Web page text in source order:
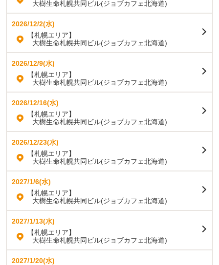
大樹生命札幌共同ビル(ジョブカフェ北海道)
2026/12/2(水)
【札幌エリア】
大樹生命札幌共同ビル(ジョブカフェ北海道)
2026/12/9(水)
【札幌エリア】
大樹生命札幌共同ビル(ジョブカフェ北海道)
2026/12/16(水)
【札幌エリア】
大樹生命札幌共同ビル(ジョブカフェ北海道)
2026/12/23(水)
【札幌エリア】
大樹生命札幌共同ビル(ジョブカフェ北海道)
2027/1/6(水)
【札幌エリア】
大樹生命札幌共同ビル(ジョブカフェ北海道)
2027/1/13(水)
【札幌エリア】
大樹生命札幌共同ビル(ジョブカフェ北海道)
2027/1/20(水)